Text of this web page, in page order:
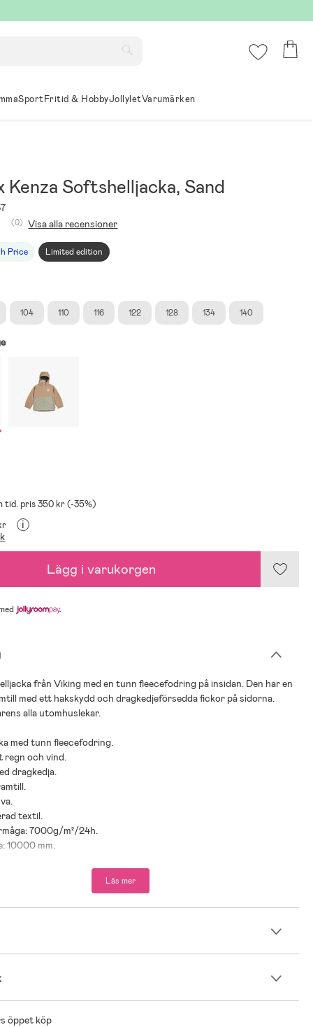
SportFritid & HobbyJollyletVarumärken
Kenza Softshelljacka, Sand
Price Limited edition
(0) Visa alla recensioner
104 110 116 122 128 134 140
tid. pris 350 kr (-35%)
i
Lägg i varukorgen
från Viking med en tunn fleecefodring på insidan. Den har en
med ett hakskydd och dragkedjeförsedda fickor på sidorna.
alla utomhuslekar.
med tunn fleecefodring.
regn och vind.
dragkedja.
textil.
7000g/m²/24h.
10000 mm.
barnliv – med barnkläder och barnskor som är skapade för att
och ärvas vidare. Färgskalan går i harmoniska, jordnära toner
kombineras till en genomtänkt och hållbar garderob för barn.
Läs mer
öppet köp